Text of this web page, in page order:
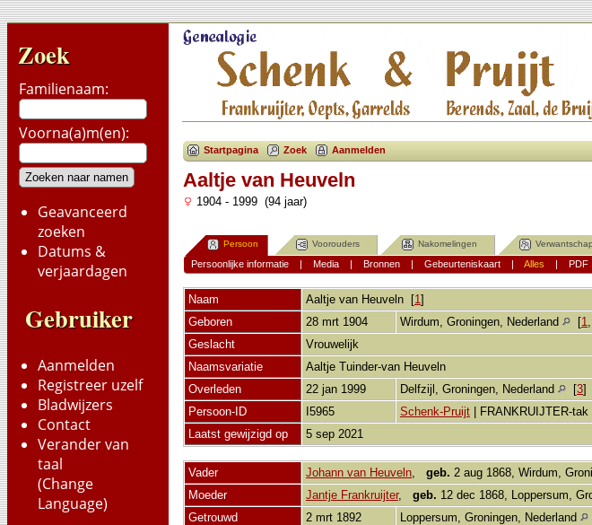
Zoek
Familienaam:
Voorna(a)m(en):
Geavanceerd
zoeken
Datums &
verjaardagen
Gebruiker
Aanmelden
Registreer uzelf
Bladwijzers
Contact
Verander van
taal
(Change
Language)
Startpagina Zoek Aanmelden
Aaltje van Heuveln
1904 - 1999 (94 jaar)
Persoon Voorouders Nakomelingen Verwantschap
Persoonlijke informatie| Media| Bronnen| Gebeurteniskaart| Alles PDF
Naam Aaltje van Heuveln [1]
Geboren
28 mrt 1904 Wirdum, Groningen, Nederland [1
Geslacht
Vrouwelijk
Naamsvariatie
Aaltje Tuinder-van Heuveln
Overleden
22 jan 1999 Delfzijl, Groningen, Nederland [3]
Persoon-ID
I5965 Schenk-Pruijt | FRANKRUIJTER-tak
Laatst gewijzigd op
5 sep 2021
Vader Johann van Heuveln geb. 2 aug 1868, Wirdum,
Moeder
Jantje Frankruijter, geb. 12 dec 1868, Loppersum,
Getrouwd
2 mrt 1892 Loppersum, Groningen, Nederland